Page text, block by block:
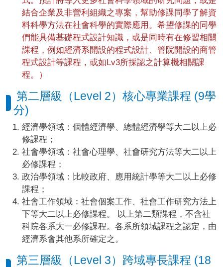
結合企業及非營利組織之專案，幫助修課同學了解資
料科學方法在社會科學的實際應用。希望修課的同學
們能具備基礎程式設計知識，或是同時有在修習相關
課程，例如經濟系開設的程式設計、管院開設的商管
程式設計等課程，或如Lv3所採認之計算機相關課
程。）
第二層級（Level 2）核心專業課程 (9學
分)
經濟學領域：個體經濟學、總體經濟學等大二以上必
修課程；
社會學領域：社會心理學、社會研究方法等大二以上
必修課程；
政治學領域：比較政府、應用統計學等大二以上必修
課程；
社會工作領域：社會個案工作、社會工作研究方法上
下等大二以上必修課程。 以上第二類課程，不含社
科院各系大一必修課程。各系所領域課程之認定，由
經濟系會其他系所確定之。
第三層級（Level 3）跨域專長課程 (18